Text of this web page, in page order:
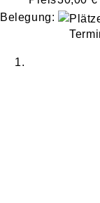
Belegung: